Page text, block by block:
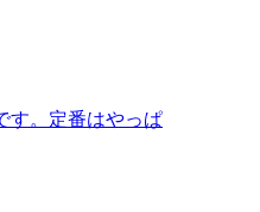
す。定番はやっぱ